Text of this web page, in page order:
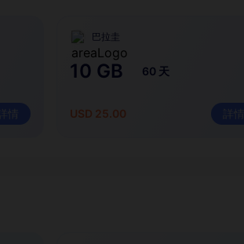
情
巴拉圭
10 GB 60 天
USD 25.00 詳情